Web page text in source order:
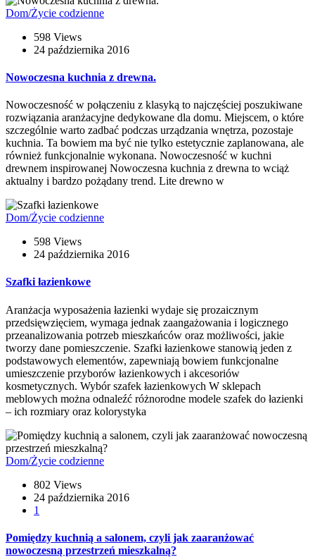
Dom/Życie codzienne
598 Views
24 października 2016
Nowoczesna kuchnia z drewna.
Nowoczesność w połączeniu z klasyką to najczęściej poszukiwane
rozwiązania aranżacyjne dedykowane dla domu. Miejscem, o które
szczególnie warto zadbać podczas urządzania wnętrza, pozostaje
kuchnia. Ta bowiem ma być nie tylko estetycznie zaplanowana, ale
również funkcjonalnie wykonana. Nowoczesność w kuchni
drewnem inspirowanej Nowoczesna kuchnia z drewna to wciąż
aktualny i bardzo pożądany trend. Lite drewno w
Dom/Życie codzienne
598 Views
24 października 2016
Szafki łazienkowe
Aranżacja wyposażenia łazienki wydaje się prozaicznym
przedsięwzięciem, wymaga jednak zaangażowania i logicznego
przeanalizowania potrzeb mieszkańców oraz możliwości, jakie
tworzy dane pomieszczenie. Szafki łazienkowe stanowią jeden z
podstawowych elementów, zapewniają bowiem funkcjonalne
umieszczenie przyborów łazienkowych i akcesoriów
kosmetycznych. Wybór szafek łazienkowych W sklepach
meblowych można odnaleźć różnorodne modele szafek do łazienki
– ich rozmiary oraz kolorystyka
Dom/Życie codzienne
802 Views
24 października 2016
1
Pomiędzy kuchnią a salonem, czyli jak zaaranżować
nowoczesną przestrzeń mieszkalną?